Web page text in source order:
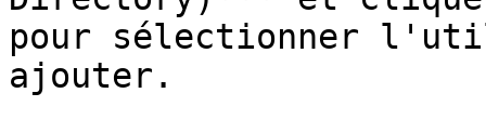
pour sélectionner
ajouter.